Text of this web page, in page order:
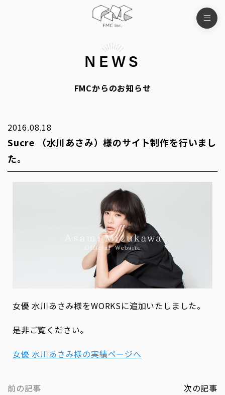
NEWS
FMCからのお知らせ
2016.08.18
Sucre （水川あさみ）様のサイト制作を行いまし
た。
女優 水川あさみ様をWORKSに追加いたしました。
是非ご覧ください。
女優 水川あさみ様の実績ページへ
前の記事 次の記事